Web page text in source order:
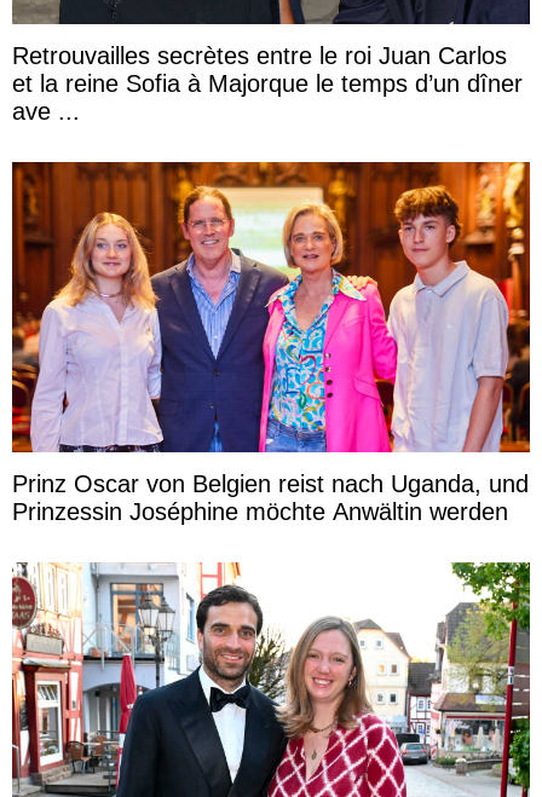
Retrouvailles secrètes entre le roi Juan Carlos
et la reine Sofia à Majorque le temps d’un dîner
ave ...
Prinz Oscar von Belgien reist nach Uganda, und
Prinzessin Joséphine möchte Anwältin werden